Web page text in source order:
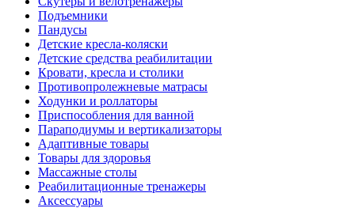
Подъемники
Пандусы
Детские кресла-коляски
Детские средства реабилитации
Кровати, кресла и столики
Противопролежневые матрасы
Ходунки и роллаторы
Приспособления для ванной
Параподиумы и вертикализаторы
Адаптивные товары
Товары для здоровья
Массажные столы
Реабилитационные тренажеры
Аксессуары